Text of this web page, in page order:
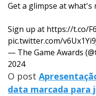
Get a glimpse at what's
Sign up at https://t.co/
pic.twitter.com/
— The Game Awards
2024
O post
data marcada para